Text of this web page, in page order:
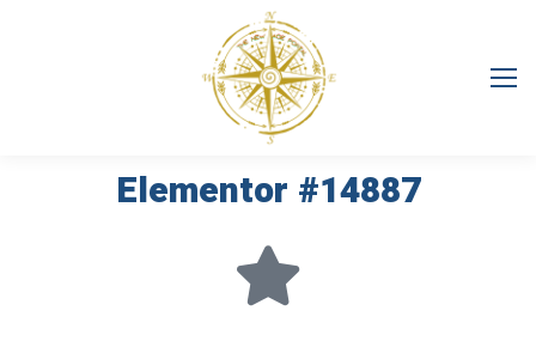
Elementor #14887